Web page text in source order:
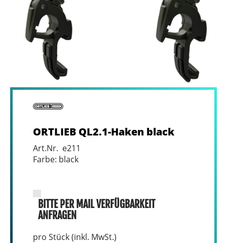
ORTLIEB QL2.1-Haken black
Art.Nr. e211
Farbe: black
BITTE PER MAIL VERFÜGBARKEIT
ANFRAGEN
pro Stück (inkl. MwSt.)